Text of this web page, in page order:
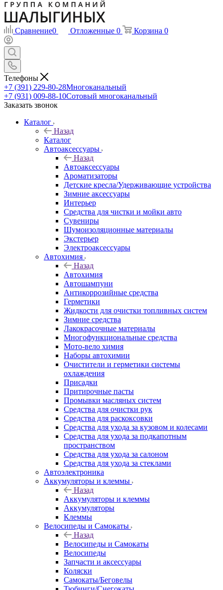
Сравнение0 Отложенные 0 Корзина 0
Телефоны
+7 (391) 229-80-28Многоканальный
+7 (931) 009-88-10Сотовый многоканальный
Заказать звонок
Каталог
Назад
Каталог
Автоаксессуары
Назад
Автоаксессуары
Ароматизаторы
Детские кресла/Удерживающие устройства
Зимние аксессуары
Интерьер
Средства для чистки и мойки авто
Сувениры
Шумоизоляционные материалы
Экстерьер
Электроаксессуары
Автохимия
Назад
Автохимия
Автошампуни
Антикоррозийные средства
Герметики
Жидкости для очистки топливных систем
Зимние средства
Лакокрасочные материалы
Многофункциональные средства
Мото-вело химия
Наборы автохимии
Очистители и герметики системы
охлаждения
Присадки
Притирочные пасты
Промывки масляных систем
Средства для очистки рук
Средства для раскоксовки
Средства для ухода за кузовом и колесами
Средства для ухода за подкапотным
пространством
Средства для ухода за салоном
Средства для ухода за стеклами
Автоэлектроника
Аккумуляторы и клеммы
Назад
Аккумуляторы и клеммы
Аккумуляторы
Клеммы
Велосипеды и Самокаты
Назад
Велосипеды и Самокаты
Велосипеды
Запчасти и аксессуары
Коляски
Самокаты/Беговелы